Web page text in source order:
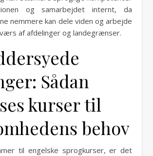
og samarbejdet internt, da
nemmere kan dele viden og arbejde
af afdelinger og landegrænser.
Sådan
kurser til
behov
til engelske sprogkurser, er det